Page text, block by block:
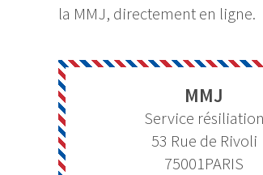
la MMJ, directement en ligne.
MMJ
Service résiliation
53 Rue de Rivoli
75001PARIS